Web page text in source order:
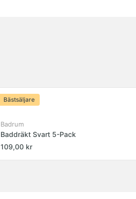
Bästsäljare
Badrum
Baddräkt Svart 5-Pack
109,00 kr